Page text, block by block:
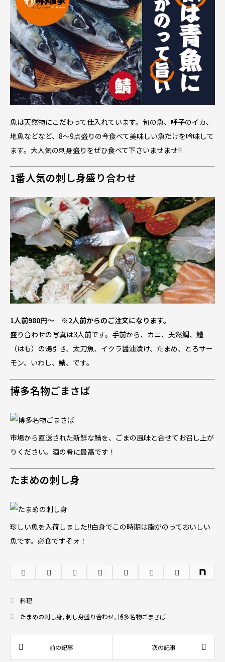
魚は天然物にこだわって仕入れています。旬の魚、呼子のイカ、
地魚などなど、8～9点盛りの今食べて美味しい魚だけを吟味して
ます。大人気の刺身盛りをぜひ食べて下さいませませ!!
1番人気の刺し身盛り合わせ
1人前980円～ ※2人前からのご注文になります。
盛り合わせの写真は3人前です。手前から、カニ、天然鯛、鱧
（はも）の湯引き、太刀魚、イクラ醤油漬け、たまめ、とろサー
モン、いわし、鯖、です。
博多名物ごまさば
市場から直送された新鮮な鯖を、ごまの風味と合せてお召し上が
りください。酒の肴に最高です！
たまめの刺し身
珍しい魚を入荷しました!!白身でこの時期は脂がのっておいしい
魚です。必食ですぞォ！
料理
たまめの刺し身, 刺し身盛り合わせ, 博多名物ごまさば